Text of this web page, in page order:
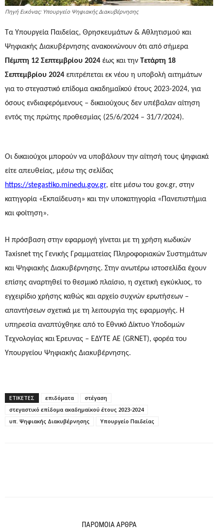
Πηγή Εικόνας: Υπουργείο Ψηφιακής Διακυβέρνησης
Τα Υπουργεία Παιδείας, Θρησκευμάτων & Αθλητισμού και
Ψηφιακής Διακυβέρνησης ανακοινώνουν ότι από σήμερα
Πέμπτη 12 Σεπτεμβρίου 2024 έως και την Τετάρτη 18
Σεπτεμβρίου 2024 επιτρέπεται εκ νέου η υποβολή αιτημάτων
για το στεγαστικό επίδομα ακαδημαϊκού έτους 2023-2024, για
όσους ενδιαφερόμενους – δικαιούχους δεν υπέβαλαν αίτηση
εντός της πρώτης προθεσμίας (25/6/2024 – 31/7/2024).
Οι δικαιούχοι μπορούν να υποβάλουν την αίτησή τους ψηφιακά
είτε απευθείας, μέσω της σελίδας
https://stegastiko.minedu.gov.gr, είτε μέσω του gov.gr, στην
κατηγορία «Εκπαίδευση» και την υποκατηγορία «Πανεπιστήμια
και φοίτηση».
Η πρόσβαση στην εφαρμογή γίνεται με τη χρήση κωδικών
Taxisnet της Γενικής Γραμματείας Πληροφοριακών Συστημάτων
και Ψηφιακής Διακυβέρνησης. Στην ανωτέρω ιστοσελίδα έχουν
επίσης αναρτηθεί το θεσμικό πλαίσιο, η σχετική εγκύκλιος, το
εγχειρίδιο χρήσης καθώς και αρχείο συχνών ερωτήσεων –
απαντήσεων σχετικά με τη λειτουργία της εφαρμογής. Η
υπηρεσία αναπτύχθηκε από το Εθνικό Δίκτυο Υποδομών
Τεχνολογίας και Έρευνας – ΕΔΥΤΕ ΑΕ (GRNET), φορέα του
Υπουργείου Ψηφιακής Διακυβέρνησης.
ΕΤΙΚΕΤΕΣ επιδόματα
στέγαση
στεγαστικό επίδομα ακαδημαϊκού έτους 2023-2024
υπ. Ψηφιακής Διακυβέρνησης
Υπουργείο Παιδείας
ΠΑΡΟΜΟΙΑ ΑΡΘΡΑ